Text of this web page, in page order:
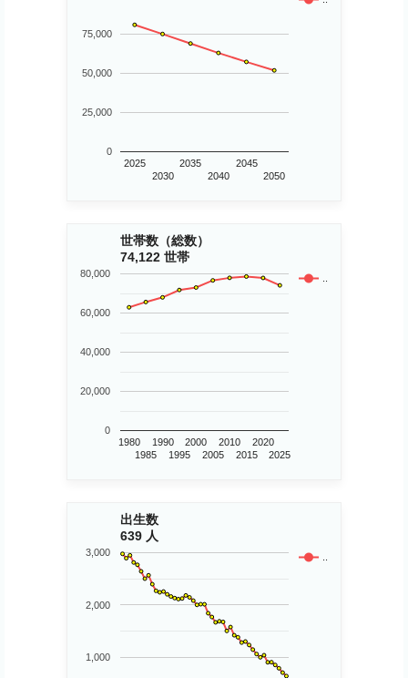
2025
2030
2035
2040
2045
2050
0
25,000
50,000
75,000
世帯数（総数）
74,122 世帯
..
1980
1985
1990
1995
2000
2005
2010
2015
2020
2025
0
20,000
40,000
60,000
80,000
出生数
639 人
..
1,000
2,000
3,000